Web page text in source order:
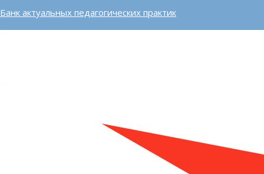
Банк актуальных педагогических практик